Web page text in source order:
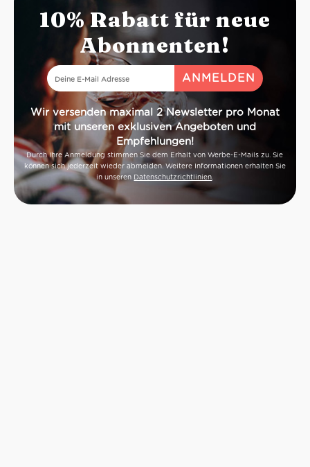
Abtropfgewicht: 365 g
10% Rabatt für neue
Abonnenten!
Wir versenden maximal 2 Newsletter pro Monat
mit unseren exklusiven Angeboten und
Empfehlungen!
Durch Ihre Anmeldung stimmen Sie dem Erhalt von Werbe-E-Mails zu. Sie
können sich jederzeit wieder abmelden. Weitere Informationen erhalten Sie
in unseren Datenschutzrichtlinien